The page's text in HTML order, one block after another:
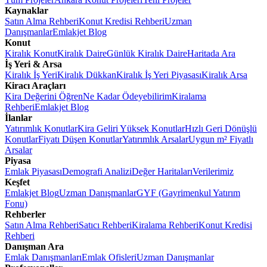
Kaynaklar
Satın Alma RehberiKonut Kredisi RehberiUzman
DanışmanlarEmlakjet Blog
Konut
Kiralık KonutKiralık DaireGünlük Kiralık DaireHaritada Ara
İş Yeri & Arsa
Kiralık İş YeriKiralık DükkanKiralık İş Yeri PiyasasıKiralık Arsa
Kiracı Araçları
Kira Değerini ÖğrenNe Kadar ÖdeyebilirimKiralama
RehberiEmlakjet Blog
İlanlar
Yatırımlık KonutlarKira Geliri Yüksek KonutlarHızlı Geri Dönüşlü
KonutlarFiyatı Düşen KonutlarYatırımlık ArsalarUygun m² Fiyatlı
Arsalar
Piyasa
Emlak PiyasasıDemografi AnaliziDeğer HaritalarıVerilerimiz
Keşfet
Emlakjet BlogUzman DanışmanlarGYF (Gayrimenkul Yatırım
Fonu)
Rehberler
Satın Alma RehberiSatıcı RehberiKiralama RehberiKonut Kredisi
Rehberi
Danışman Ara
Emlak DanışmanlarıEmlak OfisleriUzman Danışmanlar